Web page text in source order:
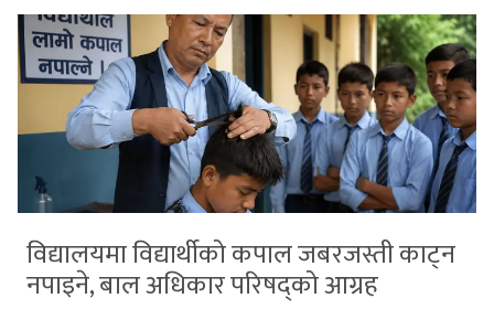
विद्यालयमा विद्यार्थीको कपाल जबरजस्ती काट्न
नपाइने, बाल अधिकार परिषद्को आग्रह